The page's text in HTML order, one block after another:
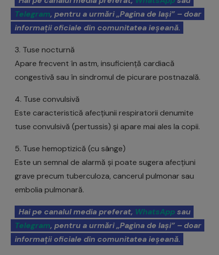
Telegram, pentru a urmări „Pagina de Iași” – doar
informații oficiale din comunitatea ieșeană.
3. Tuse nocturnă
Apare frecvent în astm, insuficiență cardiacă
congestivă sau în sindromul de picurare postnazală.
4. Tuse convulsivă
Este caracteristică afecțiunii respiratorii denumite
tuse convulsivă (pertussis) și apare mai ales la copii.
5. Tuse hemoptizică (cu sânge)
Este un semnal de alarmă și poate sugera afecțiuni
grave precum tuberculoza, cancerul pulmonar sau
embolia pulmonară.
Hai pe canalul media preferat, WhatsAppsau
Telegram, pentru a urmări „Pagina de Iași” – doar
informații oficiale din comunitatea ieșeană.